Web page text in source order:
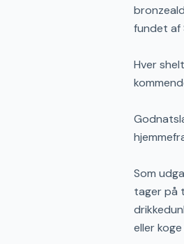
fundet af
Hver
Som
tager på
eller